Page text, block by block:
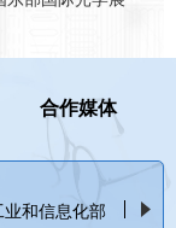
合作媒体
和信息化部 中